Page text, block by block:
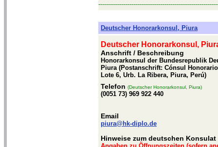
Deutscher Honorarkonsul, Piura
Deutscher Honorarkonsul,
Anschrift / Beschreibung
Honorarkonsul der Bundesrepublik
Piura (Postanschrift: Cónsul
Lote 6, Urb. La Ribera, Piura, Perú)
Telefon (Deutscher Honorarkonsul, Piura)
(0051 73) 969 922 440
Email
piura@hk-diplo.de
Hinweise zum deutschen Konsulat